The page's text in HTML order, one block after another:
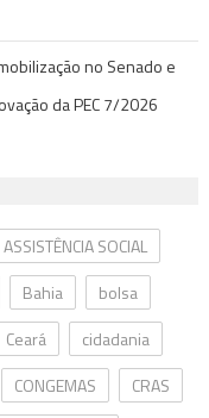
no Senado e
da PEC 7/2026
ASSISTÊNCIA SOCIAL
Bahia
bolsa
Ceará
cidadania
CONGEMAS
CRAS